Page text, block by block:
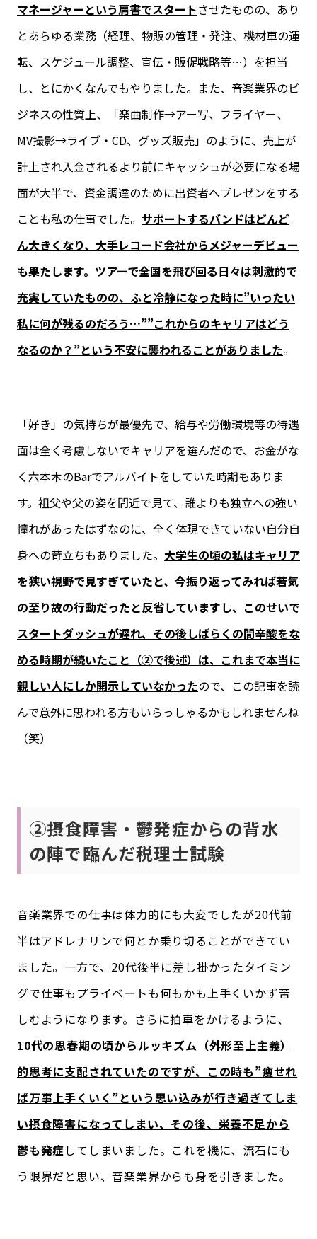
マネージャーという肩書でスタートさせたものの、あり
とあらゆる業務（経理、物販の管理・発注、機材車の運
転、スケジュール調整、宣伝・販促戦略等…）を担当
し、とにかくなんでもやりました。また、音楽業界のビ
ジネスの性質上、「楽曲制作→アー写、フライヤー、
MV撮影→ライブ・CD、グッズ販売」のように、売上が
計上され入金されるより前にキャッシュが必要になる場
面が大半で、資金調達のために出資者へプレゼンをする
ことも私の仕事でした。 サポートするバンドはどんど
ん大きくなり、大手レコード会社からメジャーデビュー
も果たします。ツアーで全国を飛び回る日々は刺激的で
充実していたものの、ふと冷静になった時に”いったい
私に何が残るのだろう…””これからのキャリアはどう
なるのか？”という不安に襲われることがありました。
「好き」の気持ちが最優先で、給与や労働環境等の待遇
面は全く考慮しないでキャリアを選んだので、お金がな
く六本木のBarでアルバイトをしていた時期もありま
す。祖父や父の姿を間近で見て、誰よりも独立への強い
憧れがあったはずなのに、全く体現できていない自分自
身への苛立ちもありました。 大学生の頃の私はキャリア
を狭い視野で見すぎていたと、今振り返ってみれば若気
の至り故の行動だったと反省していますし、このせいで
スタートダッシュが遅れ、その後しばらくの間辛酸をな
める時期が続いたこと（②で後述）は、これまで本当に
親しい人にしか開示していなかったので、この記事を読
んで意外に思われる方もいらっしゃるかもしれませんね
（笑）
②摂食障害・鬱発症からの背水
の陣で臨んだ税理士試験
音楽業界での仕事は体力的にも大変でしたが20代前
半はアドレナリンで何とか乗り切ることができてい
ました。一方で、20代後半に差し掛かったタイミン
グで仕事もプライベートも何もかも上手くいかず苦
しむようになります。さらに拍車をかけるように、
10代の思春期の頃からルッキズム（外形至上主義）
的思考に支配されていたのですが、この時も”痩せれ
ば万事上手くいく”という思い込みが行き過ぎてしま
い摂食障害になってしまい、その後、栄養不足から
鬱も発症してしまいました。これを機に、流石にも
う限界だと思い、音楽業界からも身を引きました。